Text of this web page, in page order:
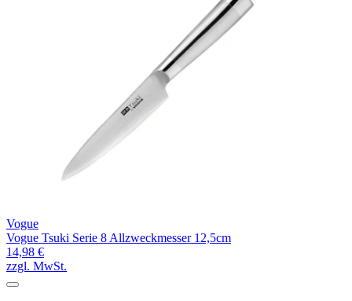
Vogue
Vogue Tsuki Serie 8 Allzweckmesser 12,5cm
14,98 €
zzgl. MwSt.